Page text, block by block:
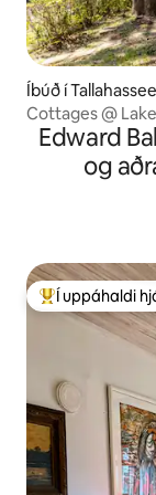
Íbúð í Tallahassee
Cottages @
Edward
og
Í mestu
Í uppáhaldi